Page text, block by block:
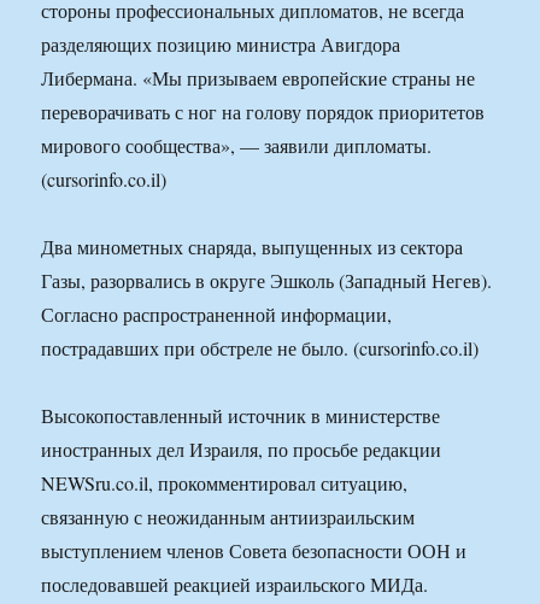
стороны профессиональных дипломатов, не всегда
разделяющих позицию министра Авигдора
Либермана. «Мы призываем европейские страны не
переворачивать с ног на голову порядок приоритетов
мирового сообщества», — заявили дипломаты.
(cursorinfo.co.il)
Два минометных снаряда, выпущенных из сектора
Газы, разорвались в округе Эшколь (Западный Негев).
Согласно распространенной информации,
пострадавших при обстреле не было. (cursorinfo.co.il)
Высокопоставленный источник в министерстве
иностранных дел Израиля, по просьбе редакции
NEWSru.co.il, прокомментировал ситуацию,
связанную с неожиданным антиизраильским
выступлением членов Совета безопасности ООН и
последовавшей реакцией израильского МИДа.